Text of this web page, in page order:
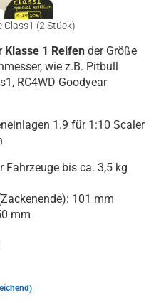
Class1 (2 Stück)
Klasse 1 Reifen der Größe
wie z.B. Pitbull
RC4WD Goodyear
1.9 für 1:10 Scaler
Fahrzeuge bis ca. 3,5 kg
101 mm
mm